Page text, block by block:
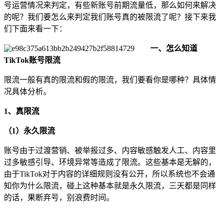
号运营情况来判定，有些新账号前期流量低，那么如何来解决
的呢？我们要怎么来判定我们账号真的被限流了呢？接下来我
们下面来看一下：
一、怎么知道
TikTok账号限流
限流一般有真的限流和假的限流，我们要看你是哪种？具体情
况具体分析。
1、真限流
（1）永久限流
账号由于过渡营销、被举报过多、内容敏感触发人工、内容里
过多敏感引导、环境异常等造成了限流。这些基本是无解的，
由于TikTok对于内容的详细规则没有公开，所以系统也不会通
知你为什么限流，碰上这种基本就是永久限流，三天都是同样
的话，果断弃号，别浪费时间。